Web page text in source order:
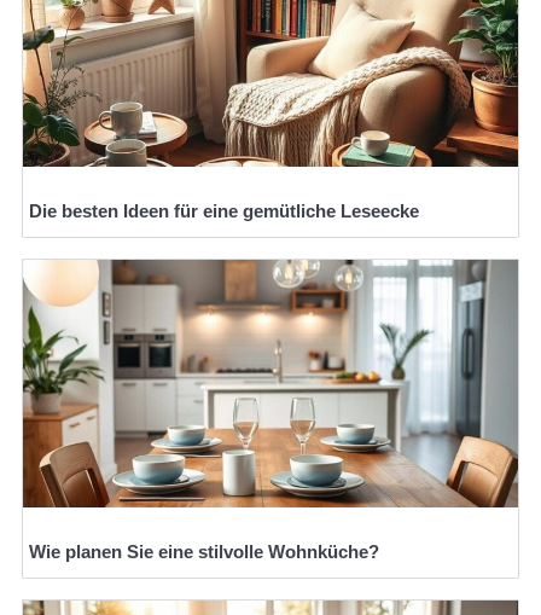
Die besten Ideen für eine gemütliche Leseecke
Wie planen Sie eine stilvolle Wohnküche?